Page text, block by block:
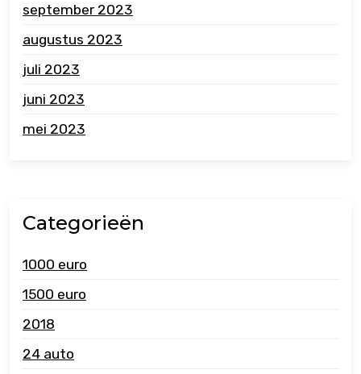
september 2023
augustus 2023
juli 2023
juni 2023
mei 2023
Categorieën
1000 euro
1500 euro
2018
24 auto